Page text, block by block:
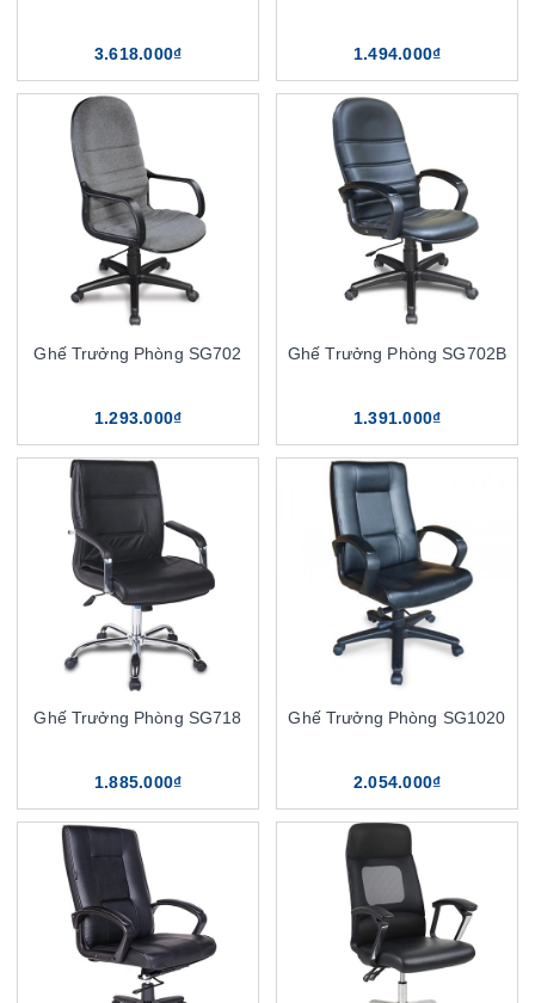
3.618.000₫ 1.494.000₫
Ghế Trưởng Phòng SG702
1.293.000₫
Ghế Trưởng Phòng SG702B
1.391.000₫
Ghế Trưởng Phòng SG718
1.885.000₫
Ghế Trưởng Phòng SG1020
2.054.000₫